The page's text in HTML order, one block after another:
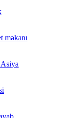
məkanı